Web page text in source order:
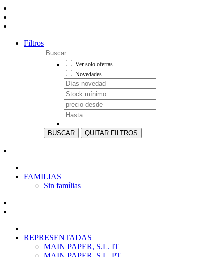
Filtros
Ver solo ofertas
Novedades
BUSCAR QUITAR FILTROS
FAMILIAS
Sin famílias
REPRESENTADAS
MAIN PAPER, S.L. IT